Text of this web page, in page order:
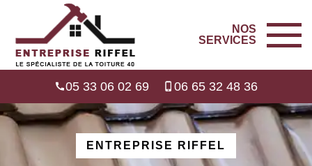
NOS
SERVICES
05 33 06 02 69 06 65 32 48 36
ENTREPRISE RIFFEL